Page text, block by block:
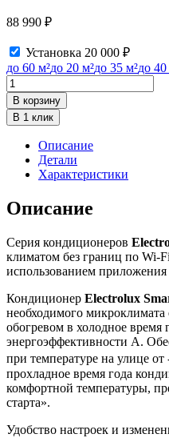
88 990 ₽
Установка 20 000 ₽
до 60 м²до 20 м²до 35 м²до 40
Количество
товара
Electrolux
EACS-
24HSM/N3
В корзину
В 1 клик
Описание
Детали
Характеристики
Описание
Серия кондиционеров
климатом без границ по Wi-
использованием
Кондиционер Electrolux
необходимого
обогревом в холодное время
энергоэффективности А.
при температуре на улице
прохладное время года
комфортной температуры,
старта».
Удобство настроек и